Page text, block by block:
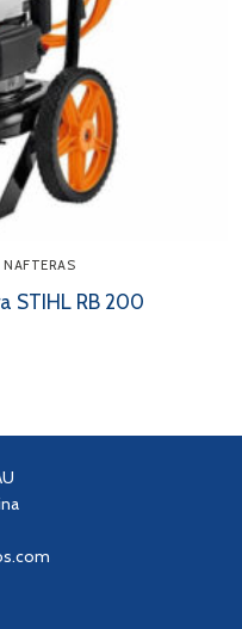
STIHL RB 200